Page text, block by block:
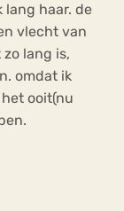
lang haar. de
vlecht van
lang is,
omdat ik
ooit(nu